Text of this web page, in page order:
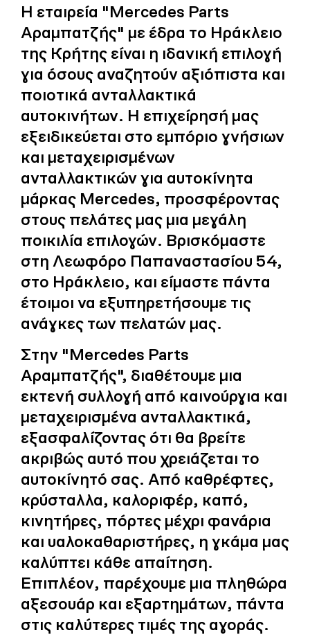
Η εταιρεία "Mercedes Parts
Αραμπατζής" με έδρα το Ηράκλειο
της Κρήτης είναι η ιδανική επιλογή
για όσους αναζητούν αξιόπιστα και
ποιοτικά ανταλλακτικά
αυτοκινήτων. Η επιχείρησή μας
εξειδικεύεται στο εμπόριο γνήσιων
και μεταχειρισμένων
ανταλλακτικών για αυτοκίνητα
μάρκας Mercedes, προσφέροντας
στους πελάτες μας μια μεγάλη
ποικιλία επιλογών. Βρισκόμαστε
στη Λεωφόρο Παπαναστασίου 54,
στο Ηράκλειο, και είμαστε πάντα
έτοιμοι να εξυπηρετήσουμε τις
ανάγκες των πελατών μας.
Στην "Mercedes Parts
Αραμπατζής", διαθέτουμε μια
εκτενή συλλογή από καινούργια και
μεταχειρισμένα ανταλλακτικά,
εξασφαλίζοντας ότι θα βρείτε
ακριβώς αυτό που χρειάζεται το
αυτοκίνητό σας. Από καθρέφτες,
κρύσταλλα, καλοριφέρ, καπό,
κινητήρες, πόρτες μέχρι φανάρια
και υαλοκαθαριστήρες, η γκάμα μας
καλύπτει κάθε απαίτηση.
Επιπλέον, παρέχουμε μια πληθώρα
αξεσουάρ και εξαρτημάτων, πάντα
στις καλύτερες τιμές της αγοράς.